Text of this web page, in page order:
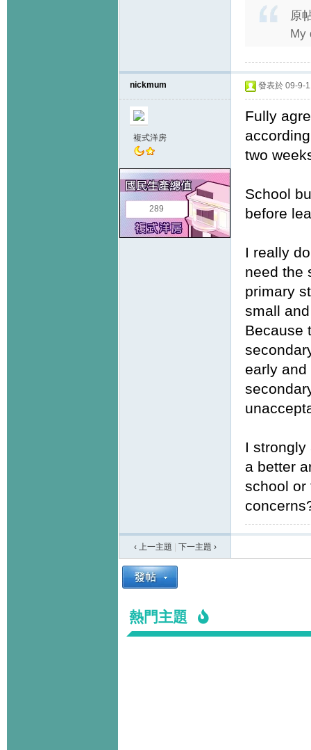
原
My
nickmum
複式洋房
289
發表於 09-9-
Fully
two
School
before
I really
need the
primary
small
Because
early and
I
a better
school or
‹ 上一主題 下一主題 ›
熱門主題